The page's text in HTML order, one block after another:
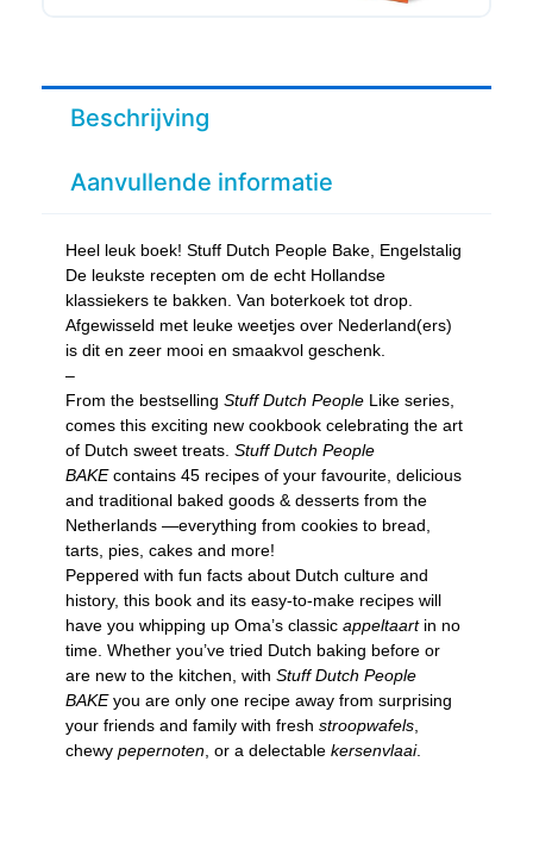
Beschrijving
Aanvullende informatie
Heel leuk boek! Stuff Dutch People Bake, Engelstalig
De leukste recepten om de echt Hollandse
klassiekers te bakken. Van boterkoek tot drop.
Afgewisseld met leuke weetjes over Nederland(ers)
is dit en zeer mooi en smaakvol geschenk.
–
From the bestselling Stuff Dutch People Like series,
comes this exciting new cookbook celebrating the art
of Dutch sweet treats. Stuff Dutch People
BAKEcontains 45 recipes of your favourite, delicious
and traditional baked goods & desserts from the
Netherlands —everything from cookies to bread,
tarts, pies, cakes and more!
Peppered with fun facts about Dutch culture and
history, this book and its easy-to-make recipes will
have you whipping up Oma’s classic appeltaart in no
time. Whether you’ve tried Dutch baking before or
are new to the kitchen, with Stuff Dutch People
BAKEyou are only one recipe away from surprising
your friends and family with fresh stroopwafels
chewy pepernoten , or a delectable kersenvlaai.